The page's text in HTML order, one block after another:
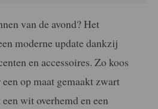
van de avond? Het
moderne update dankzij
en accessoires. Zo koos
op maat gemaakt zwart
wit overhemd en een